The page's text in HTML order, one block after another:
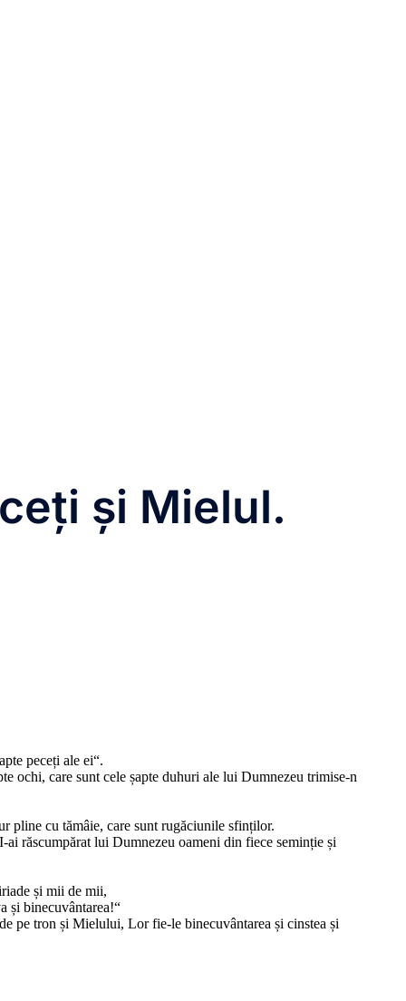
și Mielul.
peceți ale ei“.
ochi, care sunt cele șapte duhuri ale lui Dumnezeu trimise-n
pline cu tămâie, care sunt rugăciunile sfinților.
răscumpărat lui Dumnezeu oameni din fiece seminție și
și mii de mii,
și binecuvântarea!“
pe tron și Mielului, Lor fie-le binecuvântarea și cinstea și